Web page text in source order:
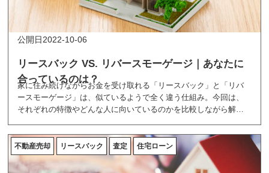
リースバック VS. リバースモーゲージ｜あなたに
合っているのは？
2022-10-06
家に住み続けながらお金を受け取れる「リースバック」と「リバ
ースモーゲージ」は、似ているようで全く違う仕組み。今回は、
それぞれの特徴やどんな人に向いているのかを比較しながら解説
不動産売却 リースバック 査定 住宅ローン